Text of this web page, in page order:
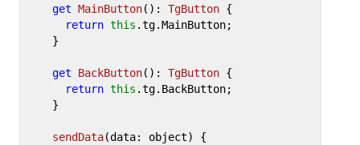
get MainButton(): TgButton {
return this .tg.MainButton;
get BackButton(): TgButton {
return this .tg. BackButton;
sendData(data: object) {